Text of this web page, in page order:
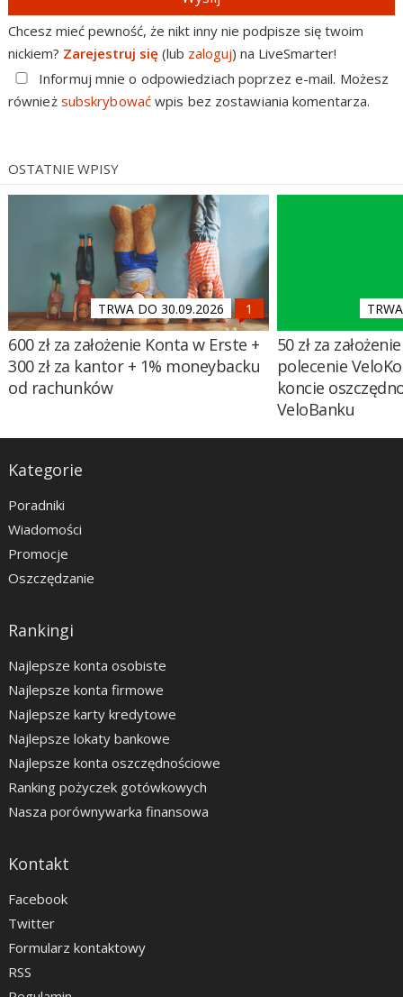
Chcesz mieć pewność, że nikt inny nie podpisze się twoim
nickiem? Zarejestruj się (lub zaloguj) na LiveSmarter!
Informuj mnie o odpowiedziach poprzez e-mail. Możesz
również subskrybowaćwpis bez zostawiania komentarza.
OSTATNIE WPISY
TRWA DO 30.09.2026
600 zł za założenie Konta w Erste +
300 zł za kantor + 1% moneybacku
od rachunków
50 zł za
polecenie
koncie
VeloBanku
Kategorie
Poradniki
Wiadomości
Promocje
Oszczędzanie
Rankingi
Najlepsze konta osobiste
Najlepsze konta firmowe
Najlepsze karty kredytowe
Najlepsze lokaty bankowe
Najlepsze konta oszczędnościowe
Ranking pożyczek gotówkowych
Nasza porównywarka finansowa
Kontakt
Facebook
Twitter
Formularz kontaktowy
RSS